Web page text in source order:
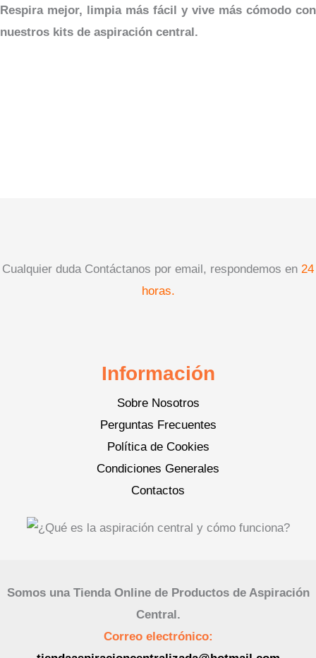
Respira mejor, limpia más fácil y vive más cómodo con
nuestros kits de aspiración central.
Cualquier duda Contáctanos por email, respondemos en 24
horas.
Información
Sobre Nosotros
Perguntas Frecuentes
Política de Cookies
Condiciones Generales
Contactos
Somos una Tienda Online de Productos de Aspiración
Central.
Correo electrónico: